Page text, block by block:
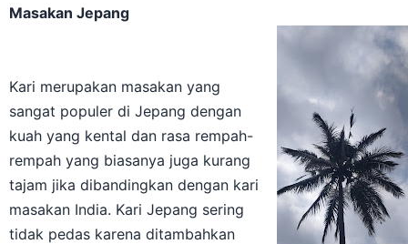
Masakan Jepang
Kari merupakan masakan yang
sangat populer di Jepang dengan
kuah yang kental dan rasa rempah-
rempah yang biasanya juga kurang
tajam jika dibandingkan dengan kari
masakan India. Kari Jepang sering
tidak pedas karena ditambahkan